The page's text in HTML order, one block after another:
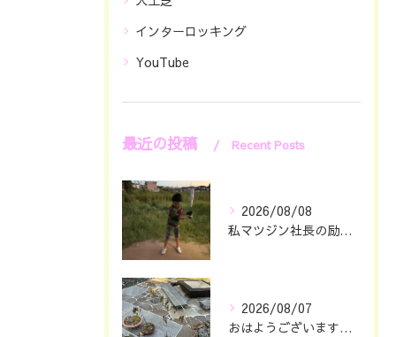
インターロッキング
YouTube
最近の投稿 Recent Posts
2026/08/08
私マツジン社長の励み👍😊
2026/08/07
おはようございます🖐️😊